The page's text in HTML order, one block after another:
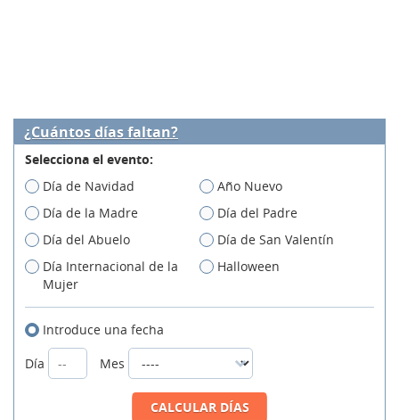
¿Cuántos días faltan?
Selecciona el evento:
Día de Navidad
Año Nuevo
Día de la Madre
Día del Padre
Día del Abuelo
Día de San Valentín
Día Internacional de la
Mujer
Halloween
Introduce una fecha
Día
Mes